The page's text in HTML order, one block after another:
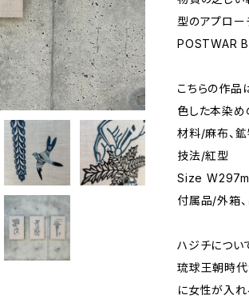
型のアプロー
POSTWAR
こちらの作
色した本染め
材料/麻布、
技法/紅型
Size
付属品/外箱
ハジチについ
琉球王朝時
に女性が入れ